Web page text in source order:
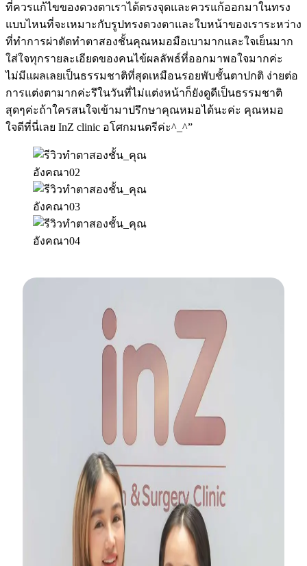
ที่ควรแก้ไขของดวงตาเราได้ตรงจุดและควรแก้ออกมาในทรง
แบบไหนที่จะเหมาะกับรูปทรงดวงตาและใบหน้าของเราระหว่าง
ที่ทำการผ่าตัดทำตาสองชั้นคุณหมอมือเบามากและใจเย็นมาก
ใส่ใจทุกรายละเอียดของคนไข้ผลลัพธ์ที่ออกมาพอใจมากค่ะ
ไม่มีแผลเลยเป็นธรรมชาติที่สุดเหมือนรอยพับชั้นตาปกติ ง่ายต่อ
การแต่งตามากค่ะรึในวันที่ไม่แต่งหน้าก็ยังดูดีเป็นธรรมชาติ
สุดๆค่ะถ้าใครสนใจเข้ามาปรึกษาคุณหมอได้นะค่ะ คุณหมอ
ใจดีที่นี่เลย InZ clinic อโศกมนตรีค่ะ^_^”